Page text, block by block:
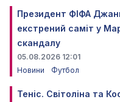
Президент ФІФА
екстрений саміт у
скандалу
05.08.2026 12:01
Новини
Футбол
Теніс. Світоліна та